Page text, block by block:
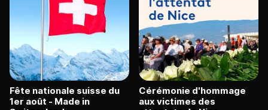
Fête nationale suisse du
1er août - Made in
Cérémonie d'hommage
aux victimes des